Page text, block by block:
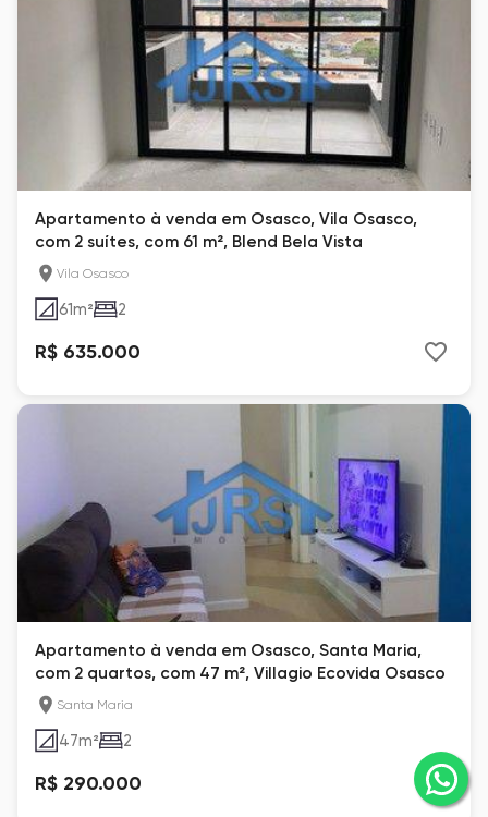
Apartamento à venda em Osasco, Vila Osasco,
com 2 suítes, com 61 m², Blend Bela Vista
Vila Osasco
61m² 2
R$ 635.000
Apartamento à venda em Osasco, Santa Maria,
com 2 quartos, com 47 m², Villagio Ecovida Osasco
Santa Maria
47m² 2
R$ 290.000